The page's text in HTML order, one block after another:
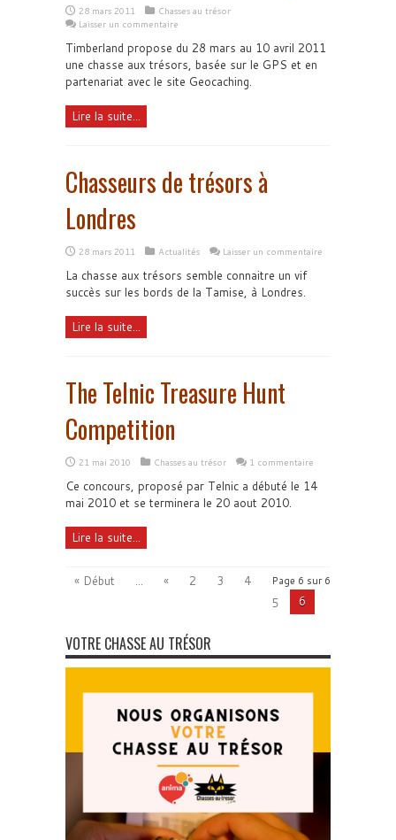
28 mars 2011
Chasses au trésor
Laisser un commentaire
Timberland propose du 28 mars au 10 avril 2011
une chasse aux trésors, basée sur le GPS et en
partenariat avec le site Geocaching.
Lire la suite...
Chasseurs de trésors à
Londres
28 mars 2011 Actualités Laisser un commentaire
La chasse aux trésors semble connaitre un vif
succès sur les bords de la Tamise, à Londres.
Lire la suite...
The Telnic Treasure Hunt
Competition
21 mai 2010 Chasses au trésor 1 commentaire
Ce concours, proposé par Telnic a débuté le 14
mai 2010 et se terminera le 20 aout 2010.
Lire la suite...
Page 6 sur 6
« Début ... « 2 3
4
5
6
VOTRE CHASSE AU TRÉSOR